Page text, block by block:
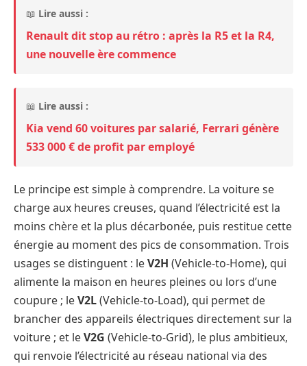
📖 Lire aussi :
Renault dit stop au rétro : après la R5 et la R4,
une nouvelle ère commence
📖 Lire aussi :
Kia vend 60 voitures par salarié, Ferrari génère
533 000 € de profit par employé
Le principe est simple à comprendre. La voiture se
charge aux heures creuses, quand l’électricité est la
moins chère et la plus décarbonée, puis restitue cette
énergie au moment des pics de consommation. Trois
usages se distinguent : leV2H (Vehicle-to-Home), qui
alimente la maison en heures pleines ou lors d’une
coupure ; leV2L(Vehicle-to-Load), qui permet de
brancher des appareils électriques directement sur la
voiture ; et leV2G (Vehicle-to-Grid), le plus ambitieux,
qui renvoie l’électricité au réseau national via des